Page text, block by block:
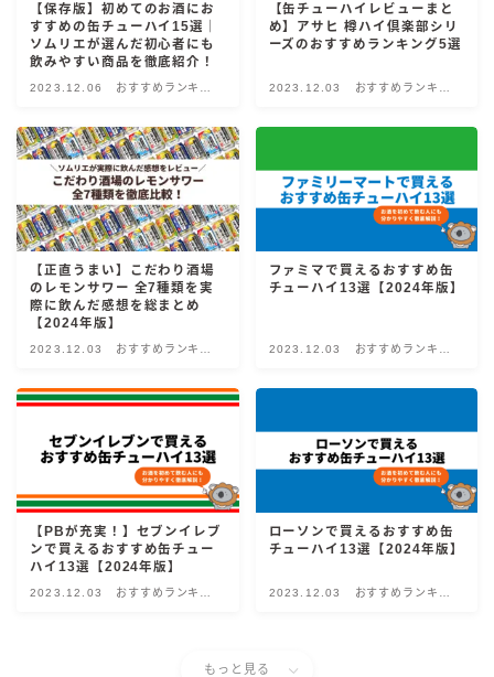
角ハイボール
トリスハイボール
ジムビームハイボール
鏡月焼酎ハイ
アサヒ
贅沢搾り
ザ・レモンクラフト
ザ・カクテルクラフト
Slat(すらっと）
月庵
FRUITZER (フルーツァー）
サッポロ
濃いめのレモンサワー
三ツ星グレフルサワー
99.99（フォーナイン）
【保存版】初めてのお酒にお
すすめの缶チューハイ15選｜
ソムリエが選んだ初心者にも
飲みやすい商品を徹底紹介！
2023.12.06
おすすめランキン
【缶チューハイレビューまと
め】アサヒ 樽ハイ倶楽部シリ
ーズのおすすめランキング5選
2023.12.03
おすすめランキン
【正直うまい】こだわり酒場
のレモンサワー 全7種類を実
際に飲んだ感想を総まとめ
【2024年版】
2023.12.03
おすすめランキン
ファミマで買えるおすすめ缶
チューハイ13選【2024年版】
2023.12.03
おすすめランキン
【PBが充実！】セブンイレブ
ンで買えるおすすめ缶チュー
ハイ13選【2024年版】
2023.12.03
おすすめランキン
ローソンで買えるおすすめ缶
チューハイ13選【2024年版】
2023.12.03
おすすめランキン
もっと見る